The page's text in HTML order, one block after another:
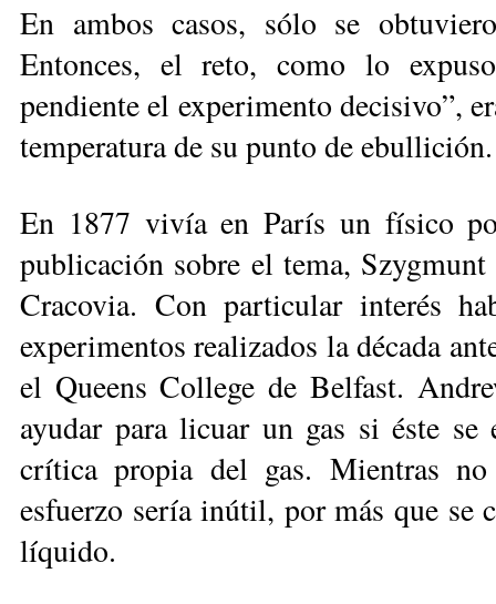
En ambos casos, sólo se
Entonces, el reto, como lo
pendiente el experimento decisivo”,
temperatura de su punto de
En 1877 vivía en París un físico
publicación sobre el tema,
Cracovia. Con particular interés
experimentos realizados la década
el Queens College de Belfast.
ayudar para licuar un gas si éste
crítica propia del gas. Mientras no
esfuerzo sería inútil, por más que se
líquido.